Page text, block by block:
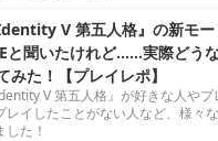
Identity V 第五人格』の新モ
と聞いたけれど……実際どう
みた！【プレイレポ】
V 第五人格』が好きな人や
レイしたことがない人など、様々
した！